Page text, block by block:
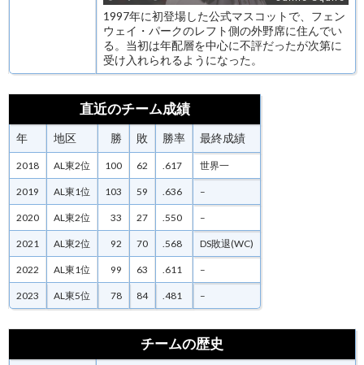
1997年に初登場した公式マスコットで、フェン
ウェイ・パークのレフト側の外野席に住んでい
る。当初は年配層を中心に不評だったが次第に
受け入れられるようになった。
直近のチーム成績
年 地区 勝 敗 勝率 最終成績
2018 AL東2位 100 62 .617 世界一
2019 AL東1位 103 59 .636 –
2020 AL東2位 33 27 .550 –
2021 AL東2位 92 70 .568 DS敗退(WC)
2022 AL東1位 99 63 .611 –
2023 AL東5位 78 84 .481 –
チームの歴史